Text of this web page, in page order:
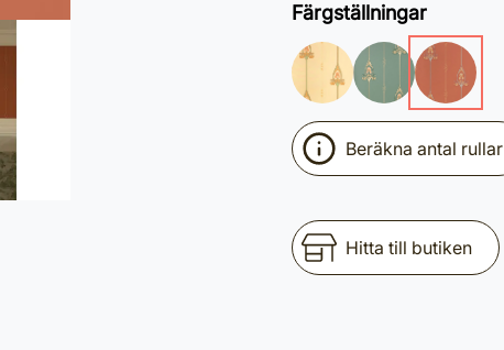
Färgställningar
Beräkna antal rullar
Hitta till butiken